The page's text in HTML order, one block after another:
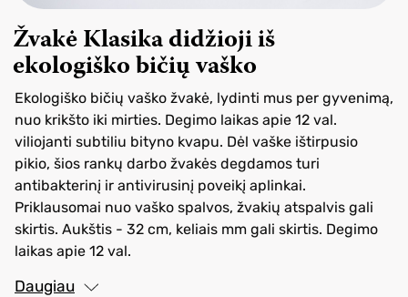
Žvakė Klasika didžioji iš
ekologiško bičių vaško
Ekologiško bičių vaško žvakė, lydinti mus per gyvenimą,
nuo krikšto iki mirties. Degimo laikas apie 12 val.
viliojanti subtiliu bityno kvapu. Dėl vaške ištirpusio
pikio, šios rankų darbo žvakės degdamos turi
antibakterinį ir antivirusinį poveikį aplinkai.
Priklausomai nuo vaško spalvos, žvakių atspalvis gali
skirtis. Aukštis - 32 cm, keliais mm gali skirtis. Degimo
laikas apie 12 val.
Daugiau